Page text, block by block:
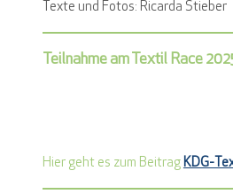
Texte und Fotos: Ricarda Stieber
Teilnahme am Textil Race
Hier geht es zum Beitrag KDG-